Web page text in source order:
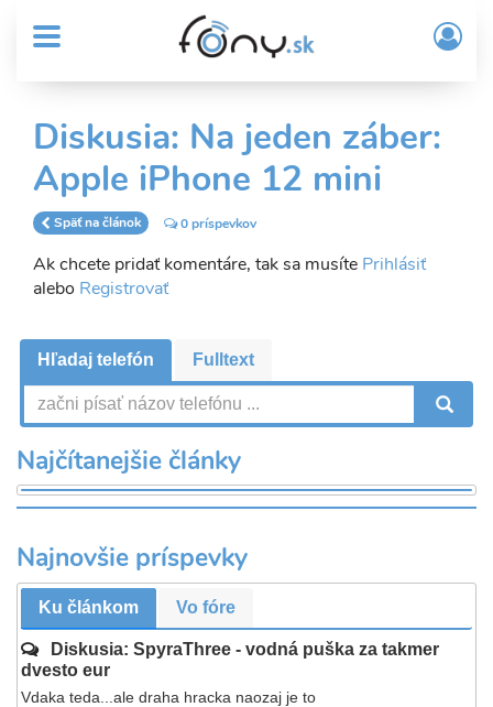
obsah
MENU
Sub
Header
menu
User
account
menu
/
Diskusia: Na jeden záber:
Apple iPhone 12 mini
Späť na článok 0 príspevkov
Ak chcete pridať komentáre, tak sa musíte Prihlásiť
alebo Registrovať
Hľadaj telefón Fulltext
Najčítanejšie články
Najnovšie príspevky
Ku článkom Vo fóre
Diskusia: SpyraThree - vodná puška za takmer
dvesto eur
Vdaka teda...ale draha hracka naozaj je to